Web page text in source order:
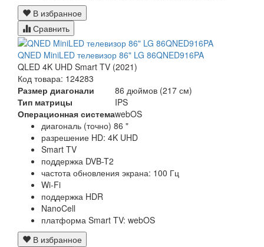
В избранное
Сравнить
QNED MiniLED телевизор 86" LG 86QNED916PA
QLED 4K UHD Smart TV (2021)
Код товара: 124283
Размер диагонали
86 дюймов (217 см)
Тип матрицы
IPS
Операционная системаwebOS
диагональ (точно) 86 "
разрешение HD: 4K UHD
Smart TV
поддержка DVB-T2
частота обновления экрана: 100 Гц
Wi-Fi
поддержка HDR
NanoCell
платформа Smart TV: webOS
В избранное